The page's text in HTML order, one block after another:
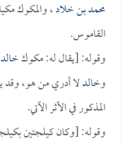
محمد بن خلاد، والمكوك
القاموس.
وقوله: [يقال له: مكوكخالد
وخالدلا أدري من هو، وقد
المذكور في الأثر الآتي.
وقوله: [وكان كيلجتين